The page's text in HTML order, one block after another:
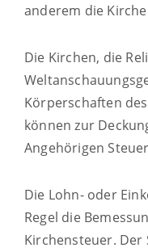
anderem die
Die Kirchen, die
Körperschaften
können zur
Angehörigen
Die Lohn- oder
Regel die
Kirchensteuer.